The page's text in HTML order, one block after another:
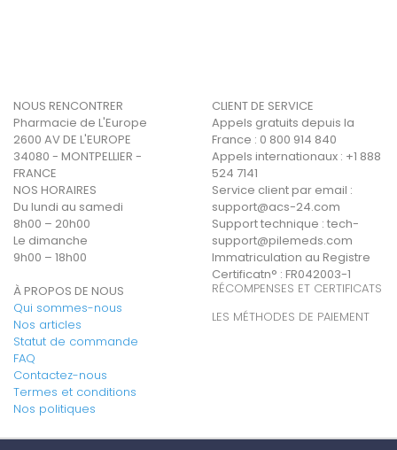
NOUS RENCONTRER
Pharmacie de L'Europe
2600 AV DE L'EUROPE
34080 - MONTPELLIER -
FRANCE
NOS HORAIRES
Du lundi au samedi
8h00 – 20h00
Le dimanche
9h00 – 18h00
CLIENT DE SERVICE
Appels gratuits depuis la
France : 0 800 914 840
Appels internationaux : +1 888
524 7141
Service client par email :
support@acs-24.com
Support technique : tech-
support@pilemeds.com
Immatriculation au Registre
Certificatn° : FR042003-1
À PROPOS DE NOUS
Qui sommes-nous
Nos articles
Statut de commande
FAQ
Contactez-nous
Termes et conditions
Nos politiques
RÉCOMPENSES ET CERTIFICATS
LES MÉTHODES DE PAIEMENT